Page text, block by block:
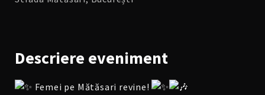
Descriere eveniment
Femei pe Mătăsari revine!